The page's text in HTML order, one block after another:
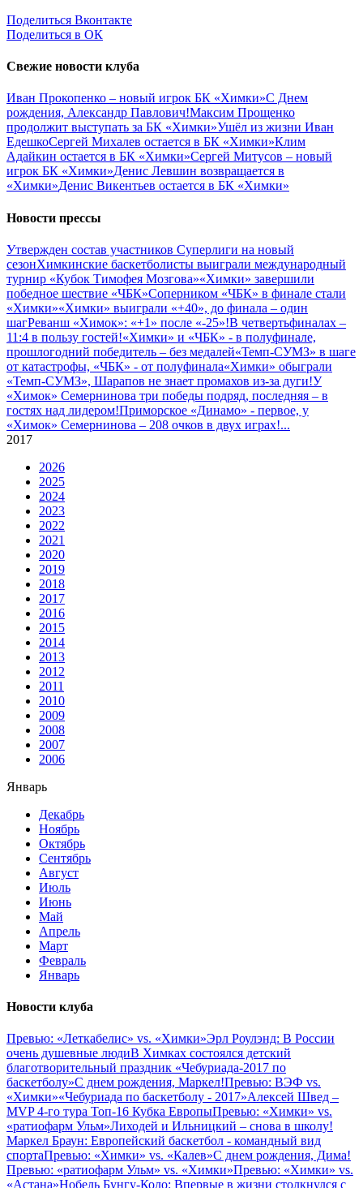
Поделиться Вконтакте
Поделиться в ОК
Свежие новости клуба
Иван Прокопенко – новый игрок БК «Химки»С Днем
рождения, Александр Павлович!Максим Прощенко
продолжит выступать за БК «Химки»Ушёл из жизни Иван
ЕдешкоСергей Михалев остается в БК «Химки»Клим
Адайкин остается в БК «Химки»Сергей Митусов – новый
игрок БК «Химки»Денис Левшин возвращается в
«Химки»Денис Викентьев остается в БК «Химки»
Новости прессы
Утвержден состав участников Cуперлиги на новый
сезонХимкинские баскетболисты выиграли международный
турнир «Кубок Тимофея Мозгова»«Химки» завершили
победное шествие «ЧБК»Соперником «ЧБК» в финале стали
«Химки»«Химки» выиграли «+40», до финала – один
шагРеванш «Химок»: «+1» после «-25»!В четвертьфиналах –
11:4 в пользу гостей!«Химки» и «ЧБК» - в полуфинале,
прошлогодний победитель – без медалей«Темп-СУМЗ» в шаге
от катастрофы, «ЧБК» - от полуфинала«Химки» обыграли
«Темп-СУМЗ», Шарапов не знает промахов из-за дуги!У
«Химок» Семернинова три победы подряд, последняя – в
гостях над лидером!Приморское «Динамо» - первое, у
«Химок» Семернинова – 208 очков в двух играх!...
2017
2026
2025
2024
2023
2022
2021
2020
2019
2018
2017
2016
2015
2014
2013
2012
2011
2010
2009
2008
2007
2006
Январь
Декабрь
Ноябрь
Октябрь
Сентябрь
Август
Июль
Июнь
Май
Апрель
Март
Февраль
Январь
Новости клуба
Превью: «Леткабелис» vs. «Химки»Эрл Роулэнд: В России
очень душевные людиВ Химках состоялся детский
благотворительный праздник «Чебуриада-2017 по
баскетболу»С днем рождения, Маркел!Превью: ВЭФ vs.
«Химки»«Чебуриада по баскетболу - 2017»Алексей Швед –
MVP 4-го тура Топ-16 Кубка ЕвропыПревью: «Химки» vs.
«ратиофарм Ульм»Лиходей и Ильницкий – снова в школу!
Маркел Браун: Европейский баскетбол - командный вид
спортаПревью: «Химки» vs. «Калев»С днем рождения, Дима!
Превью: «ратиофарм Ульм» vs. «Химки»Превью: «Химки» vs.
«Астана»Нобель Бунгу-Коло: Впервые в жизни столкнулся с